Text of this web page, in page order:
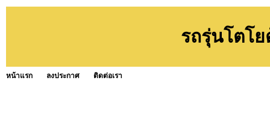
รถรุ่นโตโ
หน้าแรก ลงประกาศ ติดต่อเรา